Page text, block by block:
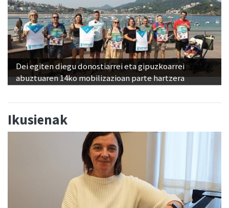
Dei egiten diegu donostiarrei eta gipuzkoarrei
abuztuaren 14ko mobilizazioan parte hartzera
Ikusienak